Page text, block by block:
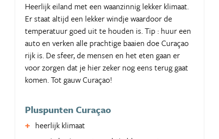
Heerlijk eiland met een waanzinnig lekker klimaat.
Er staat altijd een lekker windje waardoor de
temperatuur goed uit te houden is. Tip : huur een
auto en verken alle prachtige baaien doe Curaçao
rijk is. De sfeer, de mensen en het eten gaan er
voor zorgen dat je hier zeker nog eens terug gaat
komen. Tot gauw Curaçao!
Pluspunten Curaçao
heerlijk klimaat